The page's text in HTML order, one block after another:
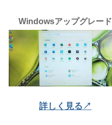
Windowsアップグレード
詳しく見る↗